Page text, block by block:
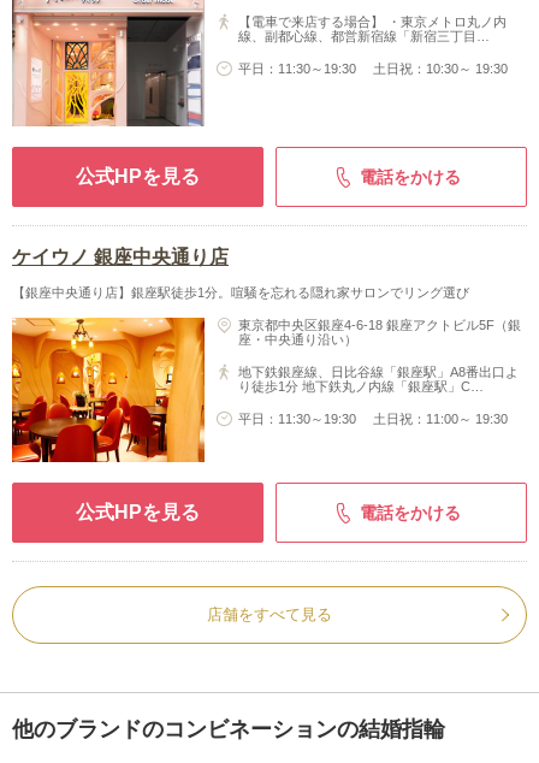
【電車で来店する場合】 ・東京メトロ丸ノ内
線、副都心線、都営新宿線「新宿三丁目…
平日：11:30～19:30 土日祝：10:30～ 19:30
公式HPを見る 電話をかける
ケイウノ 銀座中央通り店
【銀座中央通り店】銀座駅徒歩1分。喧騒を忘れる隠れ家サロンでリング選び
東京都中央区銀座4-6-18 銀座アクトビル5F（銀
座・中央通り沿い）
地下鉄銀座線、日比谷線「銀座駅」A8番出口よ
り徒歩1分 地下鉄丸ノ内線「銀座駅」C…
平日：11:30～19:30 土日祝：11:00～ 19:30
公式HPを見る 電話をかける
店舗をすべて見る
他のブランドのコンビネーションの結婚指輪